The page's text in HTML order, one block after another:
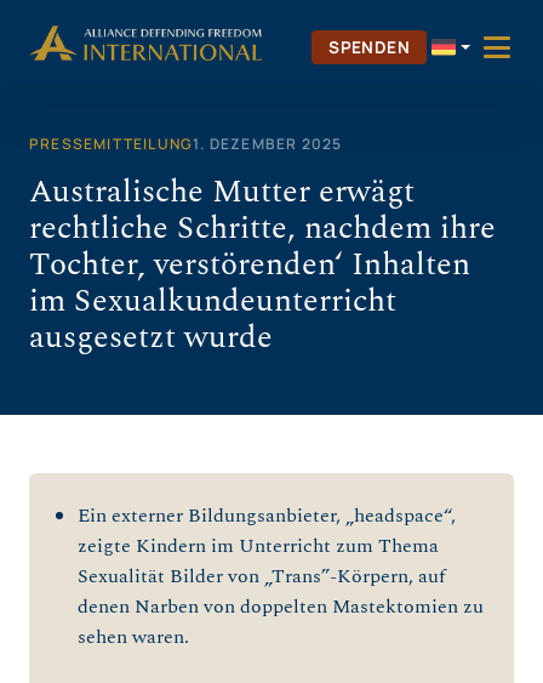
Inhalt
SPENDEN
PRESSEMITTEILUNG1. DEZEMBER 2025
Australische Mutter erwägt
rechtliche Schritte, nachdem ihre
Tochter‚ verstörenden‘ Inhalten
im Sexualkundeunterricht
ausgesetzt wurde
Ein externer Bildungsanbieter, „headspace“,
zeigte Kindern im Unterricht zum Thema
Sexualität Bilder von „Trans”-Körpern, auf
denen Narben von doppelten Mastektomien zu
sehen waren.